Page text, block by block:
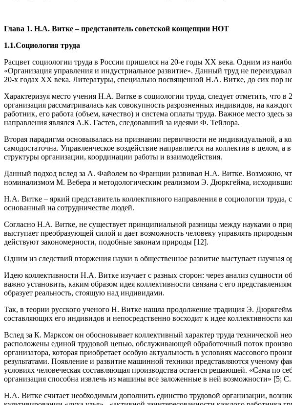
Глава 1. Н.А. Витке – представитель советской концепции НОТ
1.1.Социология труда
Расцвет социологии труда в России пришелся на 20-е годы XX века. Одним из
«Организация управления и индустриальное развитие». Данный труд не
20-х годах XX века. Литературы, специально посвященной Н.А. Витке, до сих пор не
Характеризуя место учения Н.А. Витке в социологии труда, следует отметить, что
организация рассматривалась как совокупность разрозненных индивидов, на
работник, его работа (объем, качество) и система оплаты труда. Важное место
направления являлся А.К. Гастев, следовавший за идеями Ф. Тейлора.
Вторая парадигма основывалась на признании первичности не индивидуальной, а
самодостаточна. Управленческое воздействие направляется на коллектив в
структуры организации, координации работы и взаимодействия.
Данный подход вслед за А. Файолем во Франции развивал Н.А. Витке. Возможно,
номинализмом М. Вебера и методологическим реализмом Э. Дюркгейма,
Н.А. Витке – яркий представитель коллективного направления в социологии
основанный на сотрудничестве людей.
Согласно Н.А. Витке, не существует принципиальной разницы между науками о
выступает преобразующей силой и дает возможность человеку управлять
действуют закономерности, подобные законам природы [12].
Одним из следствий вторжения науки в общественное развитие выступает научная
Идею коллективности Н.А. Витке изучает с разных сторон: через анализ сущности
важно установить, каким образом идея коллективности связана с его
образует реальность, стоящую над индивидами.
Так, в теории русского ученого Н. Витке нашла продолжение традиция Э.
составляющих его индивидов и непосредственно восходит к идее
Вслед за К. Марксом он обосновывает коллективный характер труда технической
расположены единой трудовой цепью, обслуживающей обработочный поток
организатора, которая приобретает особую актуальность в условиях массового
результатами. Появление и развитие машинной техники представляются ученому
условиях человеческая составляющая производства остается решающей. «Сама по
организация способна извлечь из машины все заложенные в ней возможности» [5;
Н.А. Витке считает необходимым дополнить единство трудовой организации,